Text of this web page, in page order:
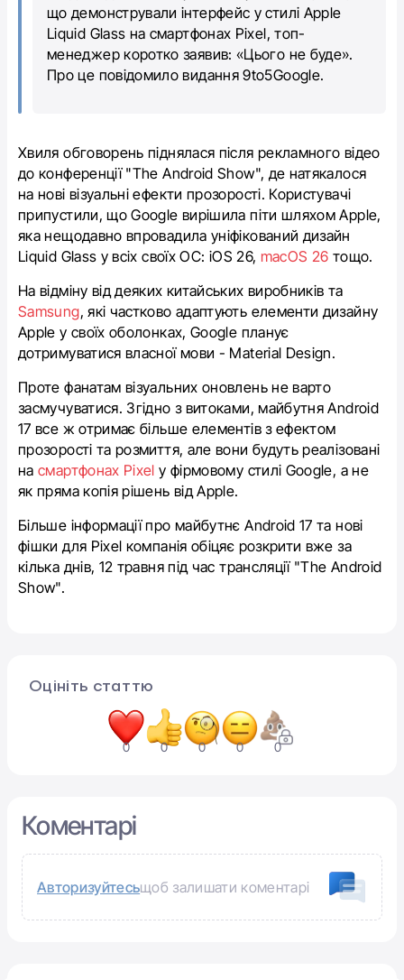
що демонстрували інтерфейс у стилі Apple
Liquid Glass на смартфонах Pixel, топ-
менеджер коротко заявив: «Цього не буде».
Про це повідомило видання 9to5Google.
Хвиля обговорень піднялася після рекламного відео
до конференції "The Android Show", де натякалося
на нові візуальні ефекти прозорості. Користувачі
припустили, що Google вирішила піти шляхом Apple,
яка нещодавно впровадила уніфікований дизайн
Liquid Glass у всіх своїх ОС: iOS 26, macOS 26 тощо.
На відміну від деяких китайських виробників та
Samsung, які частково адаптують елементи дизайну
Apple у своїх оболонках, Google планує
дотримуватися власної мови - Material Design.
Проте фанатам візуальних оновлень не варто
засмучуватися. Згідно з витоками, майбутня Android
17 все ж отримає більше елементів з ефектом
прозорості та розмиття, але вони будуть реалізовані
насмартфонах Pixel у фірмовому стилі Google, а не
як пряма копія рішень від Apple.
Більше інформації про майбутнє Android 17 та нові
фішки для Pixel компанія обіцяє розкрити вже за
кілька днів, 12 травня під час трансляції "The Android
Show".
Оцініть статтю
0 0 0 0 0
Коментарі
Авторизуйтесьщоб залишати коментарі